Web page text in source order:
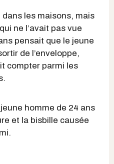
les maisons, mais
ne l’avait pas vue
pensait que le jeune
de l’enveloppe,
compter parmi les
homme de 24 ans
et la bisbille causée